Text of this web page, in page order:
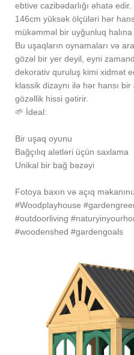
ebtive cazibədarlığı əhatə
146cm yüksək ölçüləri hər
mükəmməl bir uyğunluq halına
Bu uşaqların oynamaları və
gözəl bir yer deyil, eyni
dekorativ quruluş kimi xidmət
klassik dizaynı ilə hər hansı
gözəllik hissi gətirir.
🌱 İdeal:
Bir uşaq oyunu
Bağçılıq alətləri üçün saxlama
Unikal bir bağ bəzəyi
Fotoya baxın və açıq
#Woodplayhouse
#outdoorliving
#woodenshed #gardengoals